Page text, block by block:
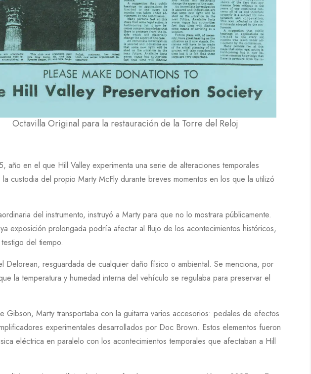
Octavilla Original para la restauración de la Torre del Reloj
, año en el que Hill Valley experimenta una serie de alteraciones temporales
custodia del propio Marty McFly durante breves momentos en los que la utilizó
del instrumento, instruyó a Marty para que no lo mostrara públicamente.
exposición prolongada podría afectar al flujo de los acontecimientos históricos,
del tiempo.
Delorean, resguardada de cualquier daño físico o ambiental. Se menciona, por
la temperatura y humedad interna del vehículo se regulaba para preservar el
Gibson, Marty transportaba con la guitarra varios accesorios: pedales de efectos
experimentales desarrollados por Doc Brown. Estos elementos fueron
eléctrica en paralelo con los acontecimientos temporales que afectaban a Hill